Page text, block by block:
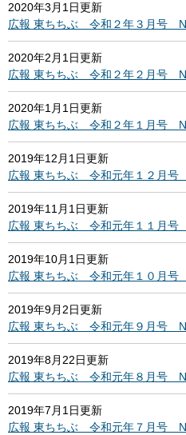
2020年3月1日更新
広報 東ちちぶ 令和２年３月号
2020年2月1日更新
広報 東ちちぶ 令和２年２月号
2020年1月1日更新
広報 東ちちぶ 令和２年１月号
2019年12月1日更新
広報 東ちちぶ 令和元年１２月
2019年11月1日更新
広報 東ちちぶ 令和元年１１月
2019年10月1日更新
広報 東ちちぶ 令和元年１０月
2019年9月2日更新
広報 東ちちぶ 令和元年９月号
2019年8月22日更新
広報 東ちちぶ 令和元年８月号
2019年7月1日更新
広報 東ちちぶ 令和元年７月号